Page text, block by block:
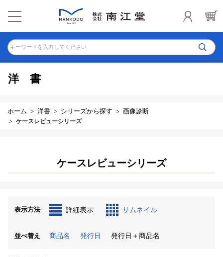
キーワードを入力してください
洋書
ホーム 洋書 シリーズから探す 画像診断
ケースレビューシリーズ
ケースレビューシリーズ
表示方法 詳細表示 サムネイル
並べ替え 商品名 発行日 発行日＋商品名